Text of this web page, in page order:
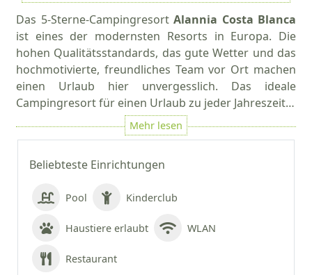
Beliebteste Einrichtungen
Pool Kinderclub
Haustiere erlaubt WLAN
Restaurant
Das 5-Sterne-Campingresort Alannia Costa Blanca
ist eines der modernsten Resorts in Europa. Die
hohen Qualitätsstandards, das gute Wetter und das
hochmotivierte, freundliches Team vor Ort machen
einen Urlaub hier unvergesslich. Das ideale
Campingresort für einen Urlaub zu jeder Jahreszeit…